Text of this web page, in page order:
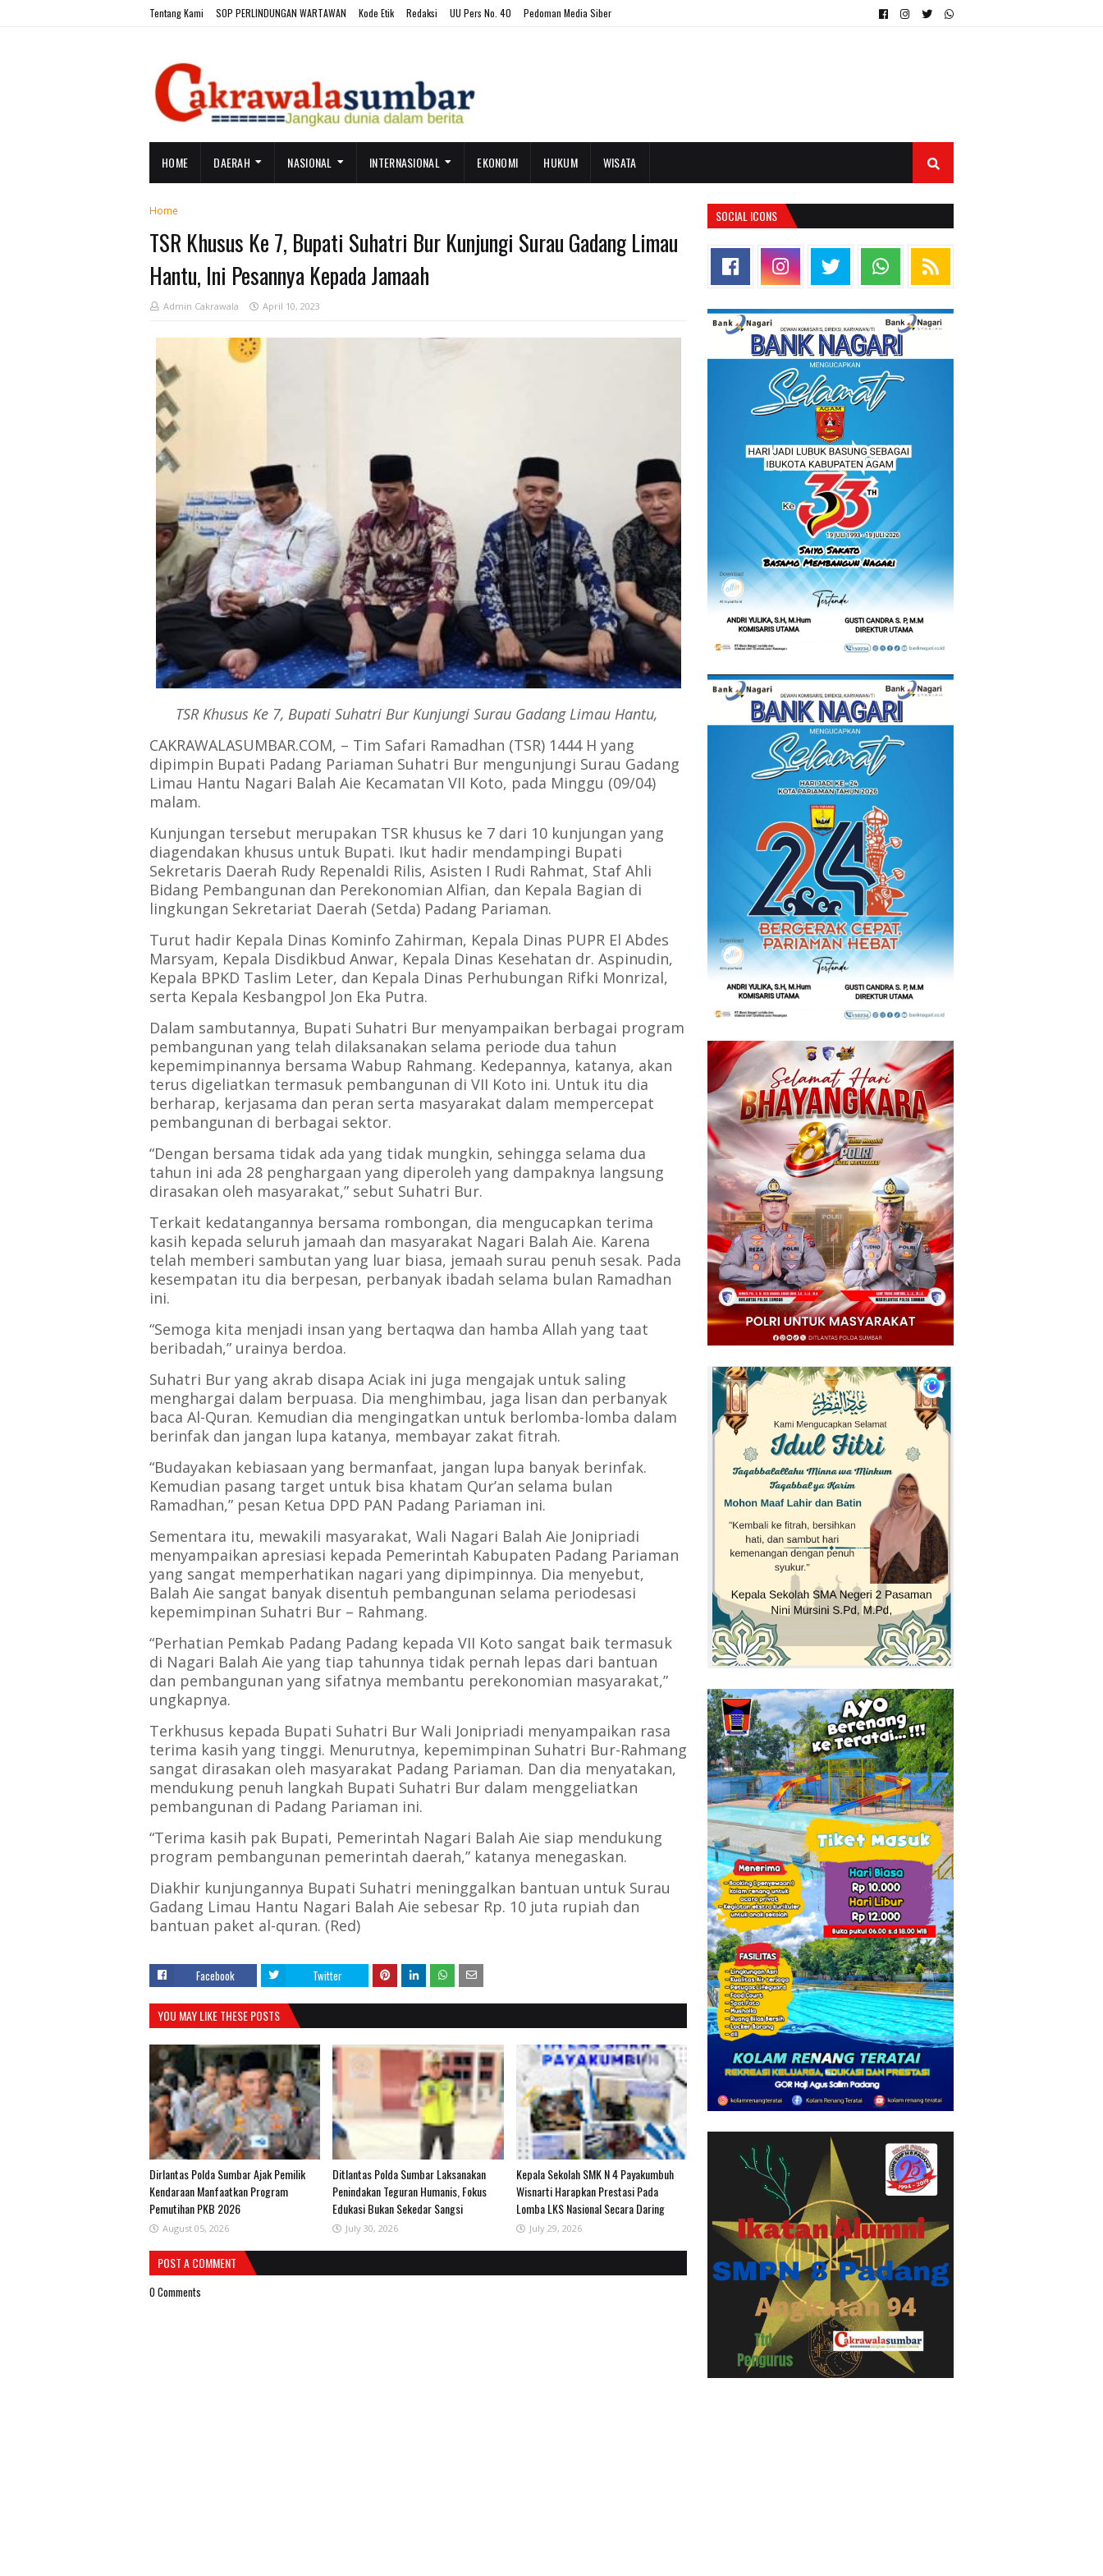
Tentang Kami SOP PERLINDUNGAN WARTAWAN Kode Etik Redaksi UU Pers No. 40 Pedoman Media Siber
HOME DAERAH NASIONAL INTERNASIONAL EKONOMI HUKUM WISATA
Home
TSR Khusus Ke 7, Bupati Suhatri Bur Kunjungi Surau Gadang Limau
Hantu, Ini Pesannya Kepada Jamaah
Admin Cakrawala April 10, 2023
TSR Khusus Ke 7, Bupati Suhatri Bur Kunjungi Surau Gadang Limau Hantu,
CAKRAWALASUMBAR.COM, – Tim Safari Ramadhan (TSR) 1444 H yang
dipimpin Bupati Padang Pariaman Suhatri Bur mengunjungi Surau Gadang
Limau Hantu Nagari Balah Aie Kecamatan VII Koto, pada Minggu (09/04)
malam.
Kunjungan tersebut merupakan TSR khusus ke 7 dari 10 kunjungan yang
diagendakan khusus untuk Bupati. Ikut hadir mendampingi Bupati
Sekretaris Daerah Rudy Repenaldi Rilis, Asisten I Rudi Rahmat, Staf Ahli
Bidang Pembangunan dan Perekonomian Alfian, dan Kepala Bagian di
lingkungan Sekretariat Daerah (Setda) Padang Pariaman.
Turut hadir Kepala Dinas Kominfo Zahirman, Kepala Dinas PUPR El Abdes
Marsyam, Kepala Disdikbud Anwar, Kepala Dinas Kesehatan dr. Aspinudin,
Kepala BPKD Taslim Leter, dan Kepala Dinas Perhubungan Rifki Monrizal,
serta Kepala Kesbangpol Jon Eka Putra.
Dalam sambutannya, Bupati Suhatri Bur menyampaikan berbagai program
pembangunan yang telah dilaksanakan selama periode dua tahun
kepemimpinannya bersama Wabup Rahmang. Kedepannya, katanya, akan
terus digeliatkan termasuk pembangunan di VII Koto ini. Untuk itu dia
berharap, kerjasama dan peran serta masyarakat dalam mempercepat
pembangunan di berbagai sektor.
“Dengan bersama tidak ada yang tidak mungkin, sehingga selama dua
tahun ini ada 28 penghargaan yang diperoleh yang dampaknya langsung
dirasakan oleh masyarakat,” sebut Suhatri Bur.
Terkait kedatangannya bersama rombongan, dia mengucapkan terima
kasih kepada seluruh jamaah dan masyarakat Nagari Balah Aie. Karena
telah memberi sambutan yang luar biasa, jemaah surau penuh sesak. Pada
kesempatan itu dia berpesan, perbanyak ibadah selama bulan Ramadhan
ini.
“Semoga kita menjadi insan yang bertaqwa dan hamba Allah yang taat
beribadah,” urainya berdoa.
Suhatri Bur yang akrab disapa Aciak ini juga mengajak untuk saling
menghargai dalam berpuasa. Dia menghimbau, jaga lisan dan perbanyak
baca Al-Quran. Kemudian dia mengingatkan untuk berlomba-lomba dalam
berinfak dan jangan lupa katanya, membayar zakat fitrah.
“Budayakan kebiasaan yang bermanfaat, jangan lupa banyak berinfak.
Kemudian pasang target untuk bisa khatam Qur’an selama bulan
Ramadhan,” pesan Ketua DPD PAN Padang Pariaman ini.
Sementara itu, mewakili masyarakat, Wali Nagari Balah Aie Jonipriadi
menyampaikan apresiasi kepada Pemerintah Kabupaten Padang Pariaman
yang sangat memperhatikan nagari yang dipimpinnya. Dia menyebut,
Balah Aie sangat banyak disentuh pembangunan selama periodesasi
kepemimpinan Suhatri Bur – Rahmang.
“Perhatian Pemkab Padang Padang kepada VII Koto sangat baik termasuk
di Nagari Balah Aie yang tiap tahunnya tidak pernah lepas dari bantuan
dan pembangunan yang sifatnya membantu perekonomian masyarakat,”
ungkapnya.
Terkhusus kepada Bupati Suhatri Bur Wali Jonipriadi menyampaikan rasa
terima kasih yang tinggi. Menurutnya, kepemimpinan Suhatri Bur-Rahmang
sangat dirasakan oleh masyarakat Padang Pariaman. Dan dia menyatakan,
mendukung penuh langkah Bupati Suhatri Bur dalam menggeliatkan
pembangunan di Padang Pariaman ini.
“Terima kasih pak Bupati, Pemerintah Nagari Balah Aie siap mendukung
program pembangunan pemerintah daerah,” katanya menegaskan.
Diakhir kunjungannya Bupati Suhatri meninggalkan bantuan untuk Surau
Gadang Limau Hantu Nagari Balah Aie sebesar Rp. 10 juta rupiah dan
bantuan paket al-quran. (Red)
Facebook Twitter
YOU MAY LIKE THESE POSTS
Dirlantas Polda Sumbar Ajak Pemilik
Kendaraan Manfaatkan Program
Pemutihan PKB 2026
August 05, 2026
Ditlantas Polda Sumbar Laksanakan
Penindakan Teguran Humanis, Fokus
Edukasi Bukan Sekedar Sangsi
July 30, 2026
Kepala Sekolah SMK N 4 Payakumbuh
Wisnarti Harapkan Prestasi Pada
Lomba LKS Nasional Secara Daring
July 29, 2026
POST A COMMENT
0 Comments
SOCIAL ICONS